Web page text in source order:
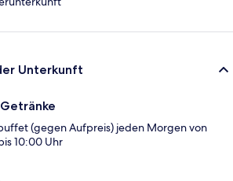
Unterkunft
(gegen Aufpreis) jeden Morgen von
10:00 Uhr